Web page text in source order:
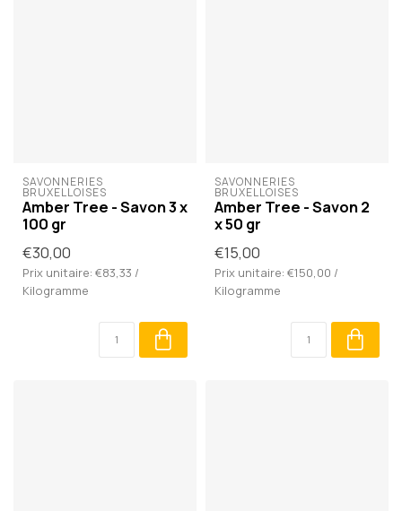
SAVONNERIES
BRUXELLOISES
Amber Tree - Savon 3 x
100 gr
€30,00
Prix unitaire: €83,33 /
Kilogramme
SAVONNERIES
BRUXELLOISES
Amber Tree - Savon 2
x 50 gr
€15,00
Prix unitaire: €150,00 /
Kilogramme